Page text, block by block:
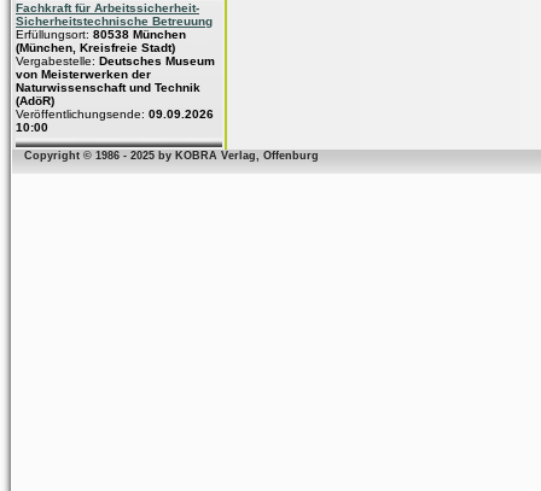
Fachkraft für Arbeitssicherheit-
Sicherheitstechnische Betreuung
Erfüllungsort: 80538 München
(München, Kreisfreie Stadt)
Vergabestelle: Deutsches Museum
von Meisterwerken der
Naturwissenschaft und Technik
(AdöR)
Veröffentlichungsende: 09.09.2026
10:00
Copyright © 1986 - 2025 by KOBRA Verlag, Offenburg